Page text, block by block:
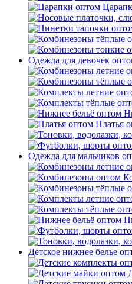
Одежда для девочек
Платья
Одежда для мальчиков
Детское нижнее белье